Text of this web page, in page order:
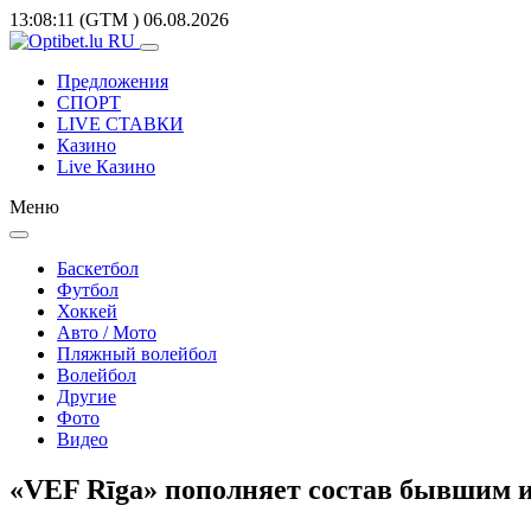
13:08:11 (GTM ) 06.08.2026
Предложения
СПОРТ
LIVE СТАВКИ
Казино
Live Казино
Меню
Баскетбол
Футбол
Хоккей
Авто / Мото
Пляжный волейбол
Волейбол
Другие
Фото
Видео
«VEF Rīga» пополняет состав бывшим